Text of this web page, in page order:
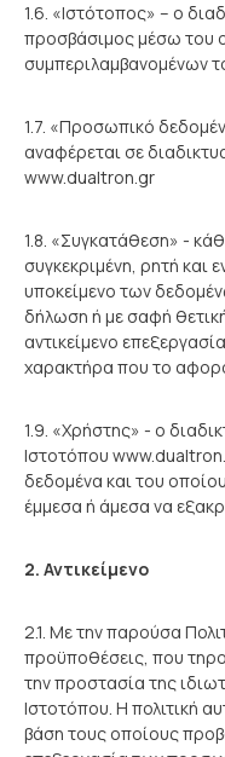
1.6. «Ιστότοπος» – ο
προσβάσιμος μέσω του
συμπεριλαμβανομένων
1.7. «Προσωπικό
αναφέρεται σε
www.dualtron.gr
1.8. «Συγκατάθεση» -
συγκεκριμένη, ρητή και
υποκείμενο των
δήλωση ή με σαφή
αντικείμενο
χαρακτήρα που το
1.9. «Χρήστης» - ο
Ιστοτόπου
δεδομένα και του
έμμεσα ή άμεσα να
2. Αντικείμενο
2.1. Με την παρούσα
προϋποθέσεις, που
την προστασία της
Ιστοτόπου. Η πολιτική
βάση τους οποίους